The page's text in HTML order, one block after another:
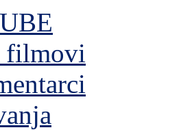
filmovi